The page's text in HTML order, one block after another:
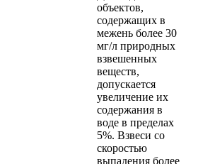
объектов,
содержащих в
межень более 30
мг/л природных
взвешенных
веществ,
допускается
увеличение их
содержания в
воде в пределах
5%. Взвеси со
скоростью
выпадения более